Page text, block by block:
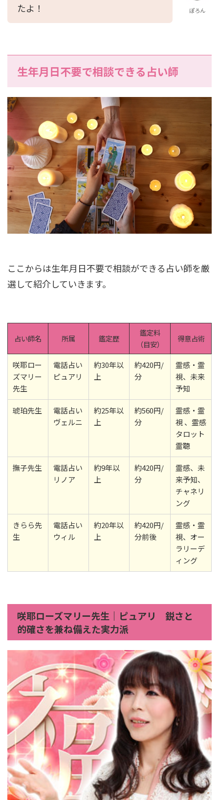
たよ！ ぽろん
生年月日不要で相談できる占い師
ここからは生年月日不要で相談ができる占い師を厳
選して紹介していきます。
占い師名 所属 鑑定歴
鑑定料
（目安）
得意占術
咲耶ロー
ズマリー
先生
電話占い
ピュアリ
約30年以
上
約420円/
分
霊感・霊
視、未来
予知
琥珀先生
電話占い
ヴェルニ
約25年以
上
約560円/
分
霊感・霊
視 、霊感
タロット
霊聴
撫子先生
電話占い
リノア
約9年以
上
約420円/
分
霊感、未
来予知、
チャネリ
ング
きらら先
生
電話占い
ウィル
約20年以
上
約420円/
分前後
霊感・霊
視、オー
ラリーデ
ィング
咲耶ローズマリー先生｜ピュアリ 鋭さと
的確さを兼ね備えた実力派